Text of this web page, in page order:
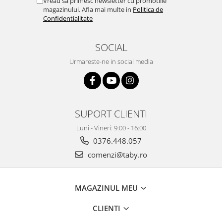
magazinului. Afla mai multe in Politica de
Confidentialitate
SOCIAL
Urmareste-ne in social media
SUPORT CLIENTI
Luni - Vineri: 9:00 - 16:00
0376.448.057
comenzi@taby.ro
MAGAZINUL MEU
CLIENTI